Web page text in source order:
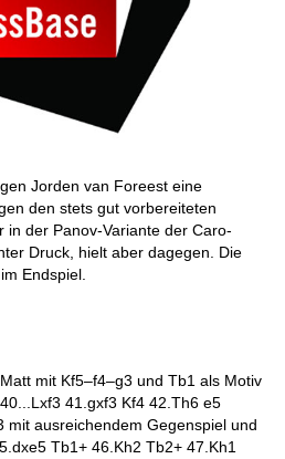
Jorden van Foreest eine
den stets gut vorbereiteten
in der Panov-Variante der Caro-
Druck, hielt aber dagegen. Die
Endspiel.
mit Kf5–f4–g3 und Tb1 als Motiv
41.gxf3 Kf4 42.Th6 e5
mit ausreichendem Gegenspiel und
Tb1+ 46.Kh2 Tb2+ 47.Kh1